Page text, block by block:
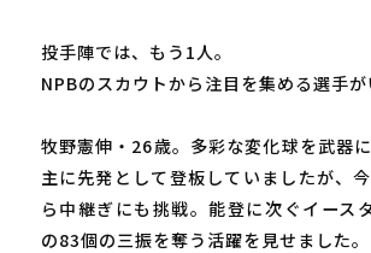
投手陣では、もう1人。
NPBのスカウトから注目を集める選手が
牧野憲伸・26歳。多彩な変化球を武器
主に先発として登板していましたが、
ら中継ぎにも挑戦。能登に次ぐイース
の83個の三振を奪う活躍を見せました。